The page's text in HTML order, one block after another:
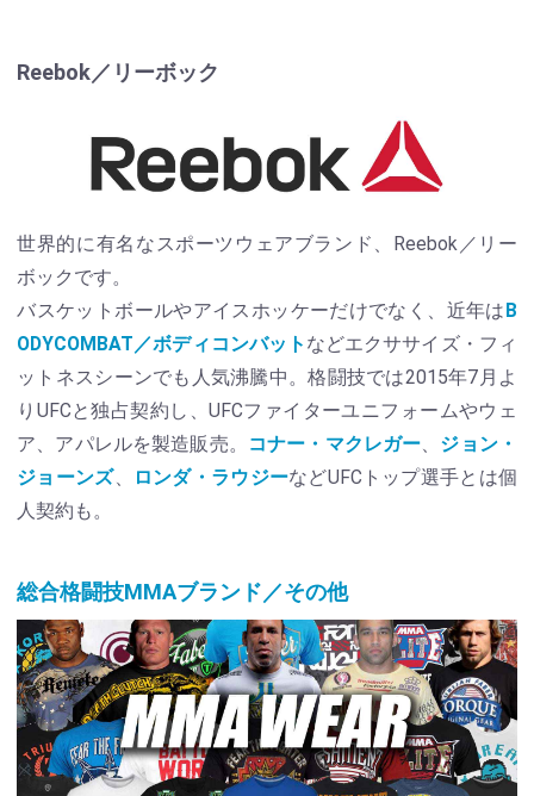
Reebok／リーボック
世界的に有名なスポーツウェアブランド、Reebok／リー
ボックです。
バスケットボールやアイスホッケーだけでなく、近年はB
ODYCOMBAT／ボディコンバット などエクササイズ・フィ
ットネスシーンでも人気沸騰中。格闘技では2015年7月よ
りUFCと独占契約し、UFCファイターユニフォームやウェ
ア、アパレルを製造販売。
コナー・マクレガー
ジョン・
ジョーンズ、 ロンダ・ラウジーなどUFCトップ選手とは個
人契約も。
総合格闘技MMAブランド／その他